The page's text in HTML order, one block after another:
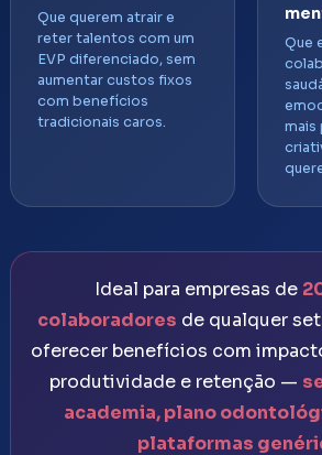
Que querem atrair e
reter talentos com um
EVP diferenciado, sem
aumentar custos fixos
com benefícios
tradicionais caros.
Que
mais
Ideal para empresas de
colaboradores de qualquer
oferecer benefícios com
produtividade e retenção —
academia, plano
plataformas